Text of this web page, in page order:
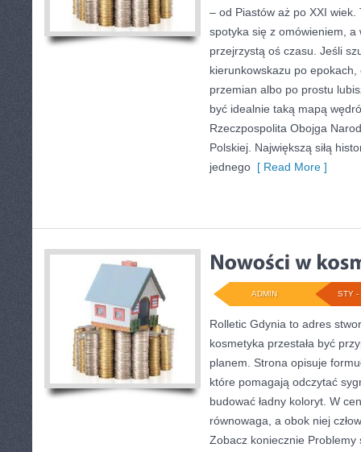
– od Piastów aż po XXI
spotyka się z omówieniem, a
przejrzystą oś czasu. Jeśli
kierunkowskazu po
przemian albo po prostu
być idealnie taką mapą
Rzeczpospolita Obojga
Polskiej. Największą siłą
jednego [ Read More ]
STY -
ADMIN
Rolletic Gdynia to adres
kosmetyka przestała być
planem. Strona opisuje
które pomagają odczytać
budować ładny koloryt. W
równowaga, a obok niej
Zobacz koniecznie